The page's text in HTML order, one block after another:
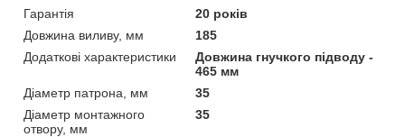
Гарантія
20 років
Довжина виливу, мм
185
Додаткові характеристики
Довжина гнучкого підводу -
465 мм
Діаметр патрона, мм
35
Діаметр монтажного
отвору, мм
35